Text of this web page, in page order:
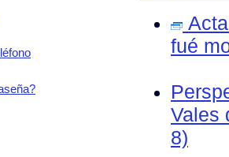
fué
Vales
8)